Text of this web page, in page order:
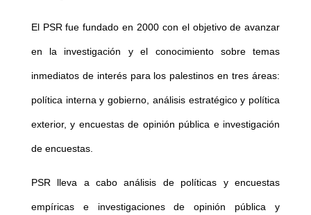
El PSR fue fundado en 2000 con el objetivo de avanzar
en la investigación y el conocimiento sobre temas
inmediatos de interés para los palestinos en tres áreas:
política interna y gobierno, análisis estratégico y política
exterior, y encuestas de opinión pública e investigación
de encuestas.
PSR lleva a cabo análisis de políticas y encuestas
empíricas e investigaciones de opinión pública y